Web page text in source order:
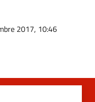
2017, 10:46